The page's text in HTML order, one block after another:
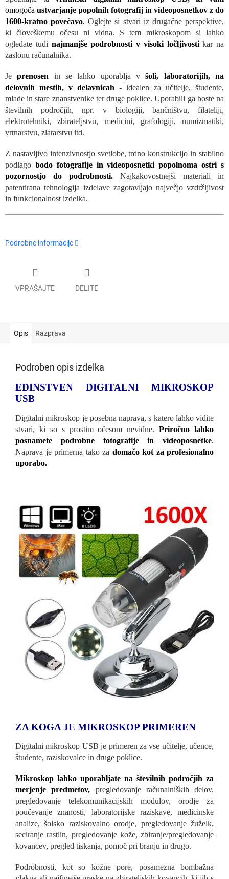
omogoča ustvarjanje popolnih fotografij in videoposnetkov z do
1600-kratno povečavo. Oglejte si stvari iz drugačne perspektive,
ki človeškemu očesu ni vidna. S tem mikroskopom si lahko
ogledate tudi najmanjše podrobnosti v visoki ločljivostikar na
zaslonu računalnika.
Jeprenosen in se lahko uporablja všoli, laboratorijih, na
delovnih mestih, v delavnicah - idealen za učitelje, študente,
mlade in stare znanstvenike ter druge poklice. Uporabili ga boste na
številnih področjih, npr. v biologiji, bančništvu, filateliji,
elektrotehniki, zbirateljstvu, medicini, grafologiji, numizmatiki,
vrtnarstvu, zlatarstvu itd.
Z nastavljivo intenzivnostjo svetlobe, trdno konstrukcijo in stabilno
podlago bodo fotografije in videoposnetki popolnoma ostri s
pozornostjo do podrobnosti. Najkakovostnejši materiali in
patentirana tehnologija izdelave zagotavljajo največjo vzdržljivost
in funkcionalnost izdelka.
Podrobne informacije
VPRAŠAJTE DELITE
Opis Razprava
Podroben opis izdelka
EDINSTVEN DIGITALNI MIKROSKOP
USB
Digitalni mikroskop je posebna naprava, s katero lahko vidite
stvari, ki so s prostim očesom nevidne.Priročno lahko
posnamete podrobne fotografije in videoposnetke.
Naprava je primerna tako za domačo kot za profesionalno
uporabo.
ZA KOGA JE MIKROSKOP PRIMEREN
Digitalni mikroskop USB je primeren za vse učitelje, učence,
študente, raziskovalce in druge poklice.
Mikroskop lahko uporabljate na številnih področjih za
merjenje predmetov, pregledovanje računalniških delov,
pregledovanje telekomunikacijskih modulov, orodje za
poučevanje znanosti, laboratorijske raziskave, medicinske
analize, šolsko raziskovalno orodje, pregledovanje žuželk,
seciranje rastlin, pregledovanje kože, zbiranje/pregledovanje
kovancev, pregled tiskanja, pomoč pri branju in drugo.
Podrobnosti, kot so kožne pore, posamezna bombažna